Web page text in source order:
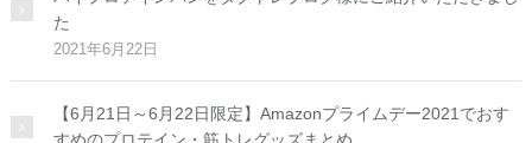
た
2021年6月22日
【6月21日～6月22日限定】Amazonプライムデー2021でおす
すめのプロテイン・筋トレグッズまとめ